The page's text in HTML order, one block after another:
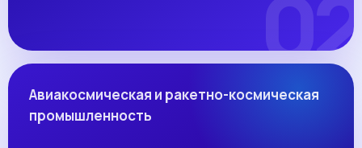
Авиакосмическая и ракетно-космическая
промышленность